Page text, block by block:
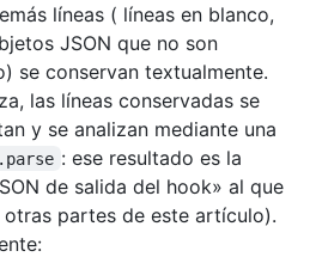
líneas ( líneas en blanco,
JSON que no son
se conservan textualmente.
las líneas conservadas se
y se analizan mediante una
: ese resultado es la
de salida del hook» al que
otras partes de este artículo).